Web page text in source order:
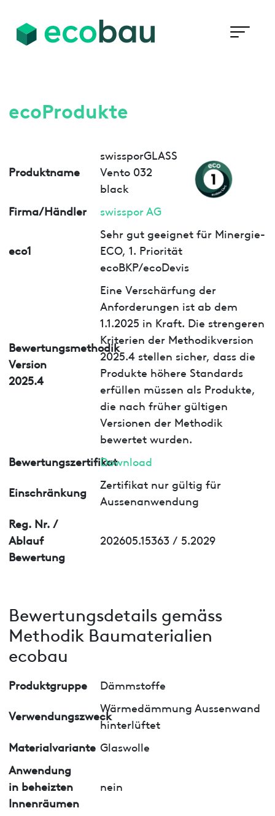
ecoProdukte
Produktname
swissporGLASS
Vento 032
black
Firma/Händler
swisspor AG
eco1
Sehr gut geeignet für Minergie-
ECO, 1. Priorität
ecoBKP/ecoDevis
Bewertungsmethodik
Version
2025.4
Eine Verschärfung der
Anforderungen ist ab dem
1.1.2025 in Kraft. Die strengeren
Kriterien der Methodikversion
2025.4 stellen sicher, dass die
Produkte höhere Standards
erfüllen müssen als Produkte,
die nach früher gültigen
Versionen der Methodik
bewertet wurden.
BewertungszertifikatDownload
Einschränkung
Zertifikat nur gültig für
Aussenanwendung
Reg. Nr. /
Ablauf
Bewertung
202605.15363 / 5.2029
Bewertungsdetails gemäss
Methodik Baumaterialien
ecobau
Produktgruppe Dämmstoffe
Verwendungszweck
Wärmedämmung Aussenwand
hinterlüftet
Materialvariante Glaswolle
Anwendung
in beheizten
Innenräumen
nein